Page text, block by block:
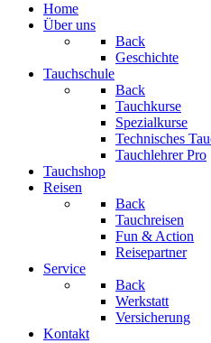
Home
Über uns
Back
Geschichte
Tauchschule
Back
Tauchkurse
Spezialkurse
Technisches
Tauchlehrer Pro
Tauchshop
Reisen
Back
Tauchreisen
Fun & Action
Reisepartner
Service
Back
Werkstatt
Versicherung
Kontakt